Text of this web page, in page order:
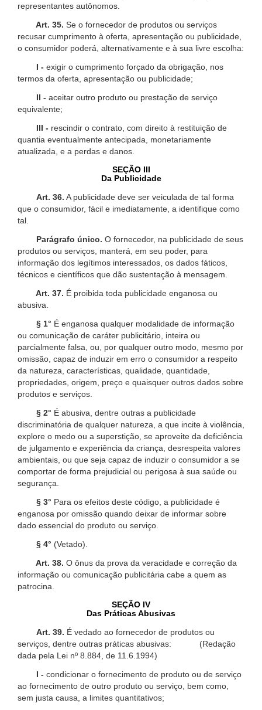
representantes autônomos.
Art. 35. Se o fornecedor de produtos ou serviços
recusar cumprimento à oferta, apresentação ou publicidade,
o consumidor poderá, alternativamente e à sua livre escolha:
I - exigir o cumprimento forçado da obrigação, nos
termos da oferta, apresentação ou publicidade;
II - aceitar outro produto ou prestação de serviço
equivalente;
III - rescindir o contrato, com direito à restituição de
quantia eventualmente antecipada, monetariamente
atualizada, e a perdas e danos.
SEÇÃO III
Da Publicidade
Art. 36. A publicidade deve ser veiculada de tal forma
que o consumidor, fácil e imediatamente, a identifique como
tal.
Parágrafo único. O fornecedor, na publicidade de seus
produtos ou serviços, manterá, em seu poder, para
informação dos legítimos interessados, os dados fáticos,
técnicos e científicos que dão sustentação à mensagem.
Art. 37. É proibida toda publicidade enganosa ou
abusiva.
§ 1° É enganosa qualquer modalidade de informação
ou comunicação de caráter publicitário, inteira ou
parcialmente falsa, ou, por qualquer outro modo, mesmo por
omissão, capaz de induzir em erro o consumidor a respeito
da natureza, características, qualidade, quantidade,
propriedades, origem, preço e quaisquer outros dados sobre
produtos e serviços.
§ 2° É abusiva, dentre outras a publicidade
discriminatória de qualquer natureza, a que incite à violência,
explore o medo ou a superstição, se aproveite da deficiência
de julgamento e experiência da criança, desrespeita valores
ambientais, ou que seja capaz de induzir o consumidor a se
comportar de forma prejudicial ou perigosa à sua saúde ou
segurança.
§ 3° Para os efeitos deste código, a publicidade é
enganosa por omissão quando deixar de informar sobre
dado essencial do produto ou serviço.
§ 4° (Vetado).
Art. 38. O ônus da prova da veracidade e correção da
informação ou comunicação publicitária cabe a quem as
patrocina.
SEÇÃO IV
Das Práticas Abusivas
Art. 39. É vedado ao fornecedor de produtos ou
serviços, dentre outras práticas abusivas: (Redação
dada pela Lei nº 8.884, de 11.6.1994)
I - condicionar o fornecimento de produto ou de serviço
ao fornecimento de outro produto ou serviço, bem como,
sem justa causa, a limites quantitativos;